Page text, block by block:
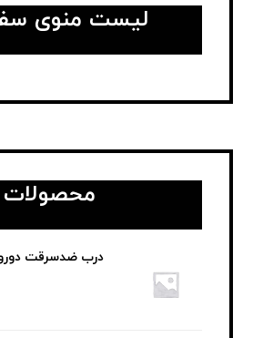
لیست منوی
محصولات
درب ضدسرقت دورو